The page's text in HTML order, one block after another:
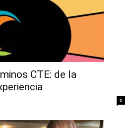
CTE: de la
0